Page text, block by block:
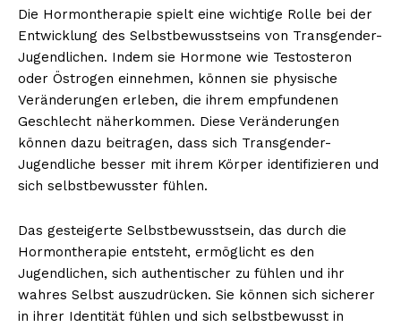
Die Hormontherapie spielt eine wichtige Rolle bei der
Entwicklung des Selbstbewusstseins von Transgender-
Jugendlichen. Indem sie Hormone wie Testosteron
oder Östrogen einnehmen, können sie physische
Veränderungen erleben, die ihrem empfundenen
Geschlecht näherkommen. Diese Veränderungen
können dazu beitragen, dass sich Transgender-
Jugendliche besser mit ihrem Körper identifizieren und
sich selbstbewusster fühlen.
Das gesteigerte Selbstbewusstsein, das durch die
Hormontherapie entsteht, ermöglicht es den
Jugendlichen, sich authentischer zu fühlen und ihr
wahres Selbst auszudrücken. Sie können sich sicherer
in ihrer Identität fühlen und sich selbstbewusst in